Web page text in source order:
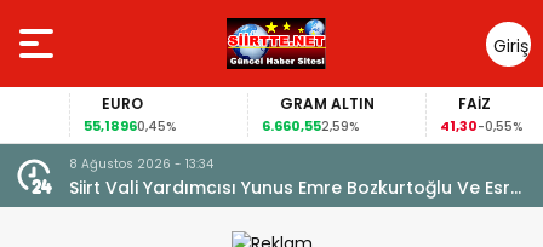
Giriş
Yap
EURO
55,1896 0,45%
GRAM ALTIN
6.660,55 2,59%
FAİZ
-0,55%
8 Ağustos 2026 - 13:34
Siirt Vali Yardımcısı Yunus Emre Bozkurtoğlu Ve Esra
Cintosun Dünya Evine Girdi